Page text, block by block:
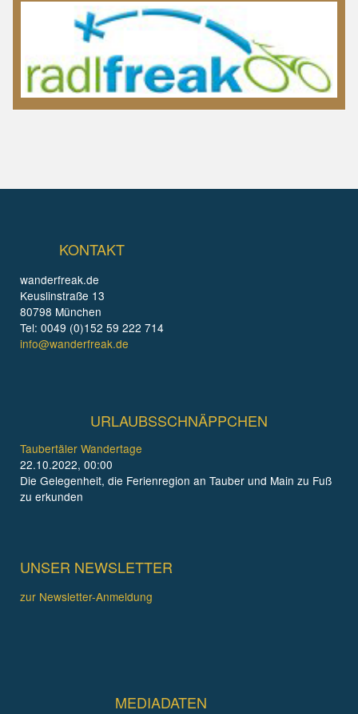
KONTAKT
wanderfreak.de
Keuslinstraße 13
80798 München
Tel: 0049 (0)152 59 222 714
info@wanderfreak.de
URLAUBSSCHNÄPPCHEN
Taubertäler Wandertage
22.10.2022, 00:00
Die Gelegenheit, die Ferienregion an Tauber und Main zu Fuß
zu erkunden
UNSER NEWSLETTER
zur Newsletter-Anmeldung
MEDIADATEN